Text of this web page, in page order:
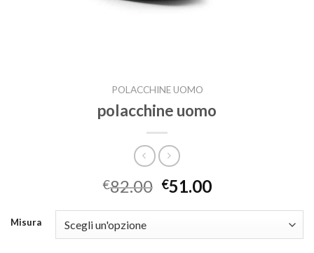
POLACCHINE UOMO
polacchine uomo
€82.00 €51.00
Misura